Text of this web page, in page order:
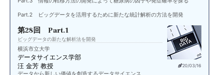
Part.2 ビッグデータを活用するために新たな統計解析の方法を開発
20/03/16
第28回 Part.1
ビッグデータの新たな解析法を開発
横浜市立大学
データサイエンス学部
汪 金芳 教授
データから新しい価値を創造するデータサイエンス